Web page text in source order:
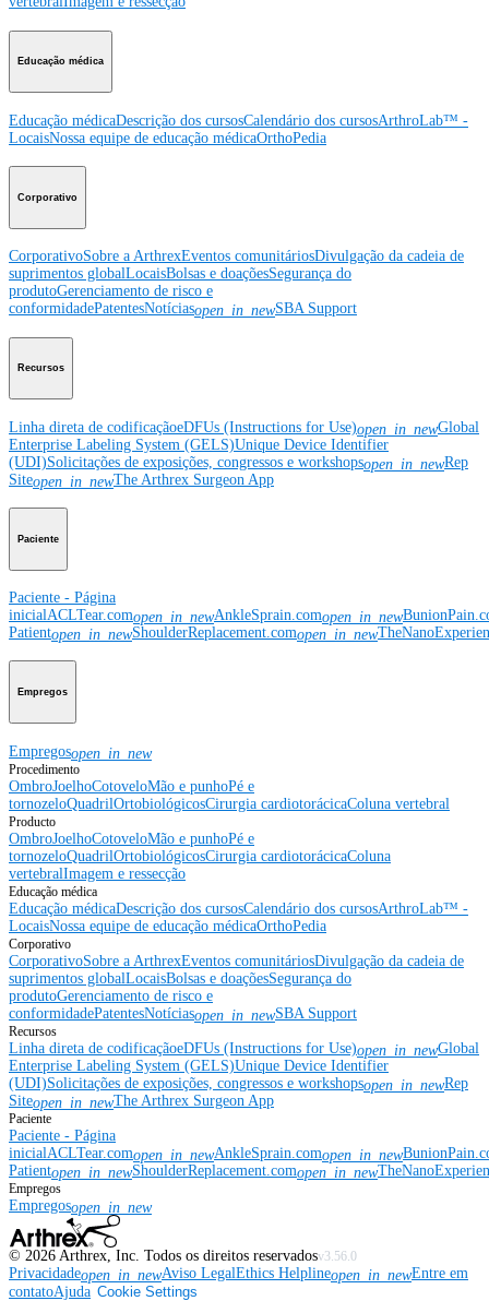
Educação médica
Educação médicaDescrição dos cursosCalendário dos cursosArthroLab™ -
LocaisNossa equipe de educação médicaOrthoPedia
Corporativo
CorporativoSobre a ArthrexEventos comunitáriosDivulgação da cadeia de
suprimentos globalLocaisBolsas e doaçõesSegurança do
produtoGerenciamento de risco e
conformidadePatentesNotíciasopen_in_newSBA Support
Recursos
Linha direta de codificaçãoeDFUs (Instructions for Use)open_in_newGlobal
Enterprise Labeling System (GELS)Unique Device Identifier
(UDI)Solicitações de exposições, congressos e workshopsopen_in_newRep
Siteopen_in_newThe Arthrex Surgeon App
Paciente
Paciente - Página
inicialACLTear.comopen_in_newAnkleSprain.comopen_in_new
Patientopen_in_newShoulderReplacement.comopen_in_new
Empregos
Empregosopen_in_new
Procedimento
OmbroJoelhoCotoveloMão e punhoPé e
tornozeloQuadrilOrtobiológicosCirurgia cardiotorácicaColuna vertebral
Producto
OmbroJoelhoCotoveloMão e punhoPé e
tornozeloQuadrilOrtobiológicosCirurgia cardiotorácicaColuna
vertebralImagem e ressecção
Educação médica
Educação médicaDescrição dos cursosCalendário dos cursosArthroLab™ -
LocaisNossa equipe de educação médicaOrthoPedia
Corporativo
CorporativoSobre a ArthrexEventos comunitáriosDivulgação da cadeia de
suprimentos globalLocaisBolsas e doaçõesSegurança do
produtoGerenciamento de risco e
conformidadePatentesNotíciasopen_in_newSBA Support
Recursos
Linha direta de codificaçãoeDFUs (Instructions for Use)open_in_newGlobal
Enterprise Labeling System (GELS)Unique Device Identifier
(UDI)Solicitações de exposições, congressos e workshopsopen_in_newRep
Siteopen_in_newThe Arthrex Surgeon App
Paciente
Paciente - Página
inicialACLTear.comopen_in_newAnkleSprain.comopen_in_new
Patientopen_in_newShoulderReplacement.comopen_in_new
Empregos
Empregosopen_in_new
© 2026 Arthrex, Inc. Todos os direitos reservadosv3.56.0
Privacidadeopen_in_newAviso LegalEthics Helplineopen_in_newEntre em
contatoAjuda Cookie Settings